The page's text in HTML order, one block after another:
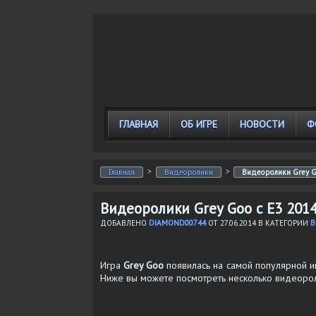
ГЛАВНАЯ ОБ ИГРЕ НОВОСТИ
Главная > Видеоролики > Видеоролики Grey
Видеоролики Grey Goo с E3
ДОБАВЛЕНО DIAMOND00744ОТ 27.06.2014В КАТЕГОРИИ
ИграGrey Goo появилась на самой популярной
Ниже вы можете посмотреть несколько